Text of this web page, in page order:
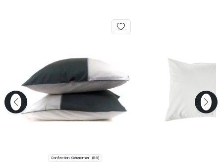
Confection: Gérardmer (88)